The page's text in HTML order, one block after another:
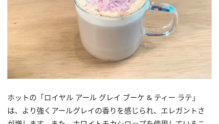
ホットの「ロイヤル アール グレイ ブーケ & ティー ラテ」
は、より強くアールグレイの香りを感じられ、エレガントさ